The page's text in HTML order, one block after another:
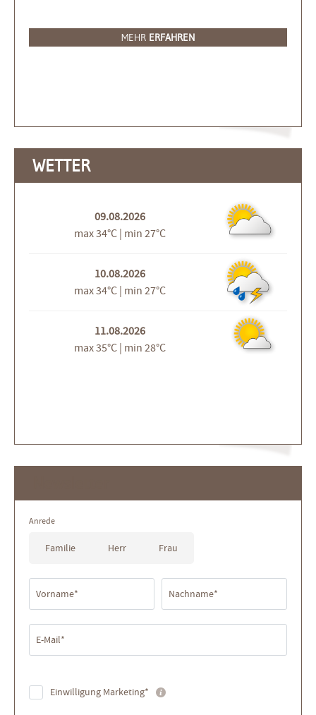
MEHR ERFAHREN
WETTER
09.08.2026
max 34°C | min 27°C
10.08.2026
max 34°C | min 27°C
11.08.2026
max 35°C | min 28°C
Anrede
Familie Herr Frau
Vorname* Nachname*
E-Mail*
Einwilligung Marketing*